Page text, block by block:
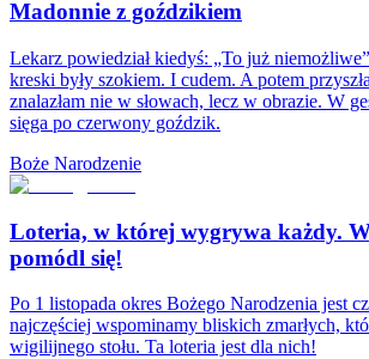
Madonnie z goździkiem
Lekarz powiedział kiedyś: „To już
kreski były szokiem. I cudem. A potem
znalazłam nie w słowach, lecz w obrazie. W
sięga po czerwony goździk.
Boże Narodzenie
Loteria, w której wygrywa każdy.
pomódl się!
Po 1 listopada okres Bożego Narodzenia jest
najczęściej wspominamy bliskich zmarłych,
wigilijnego stołu. Ta loteria jest dla nich!